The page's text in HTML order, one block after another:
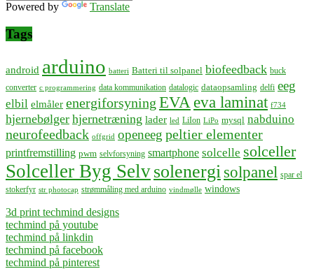
Powered by Translate
Tags
android arduino batteri Batteri til solpanel biofeedback buck
converter c programmering data kommunikation datalogic dataopsamling delfi eeg
elbil elmåler energiforsyning EVA eva laminat f734
hjernebølger hjernetræning lader led LiIon LiPo mysql nabduino
neurofeedback offgrid openeeg peltier elementer
printfremstilling pwm selvforsyning smartphone solcelle solceller
Solceller Byg Selvsolenergi solpanel spar el
stokerfyr str photocap strømmåling med arduino vindmølle windows
3d print techmind designs
techmind på youtube
techmind på linkdin
techmind på facebook
techmind på pinterest